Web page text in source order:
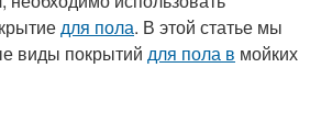
для пола. В этой статье мы
виды покрытий для пола в мойких